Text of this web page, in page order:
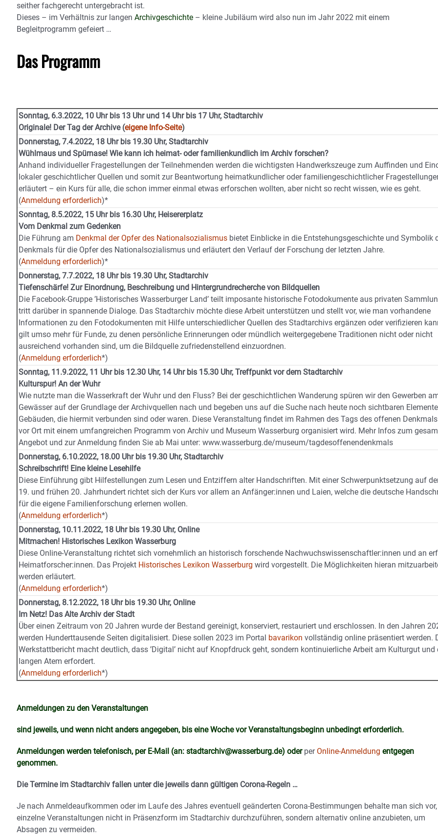
seither fachgerecht untergebracht ist.
Dieses – im Verhältnis zur langen Archivgeschichte – kleine Jubiläum wird also nun im Jahr 2022 mit einem
Begleitprogramm gefeiert …
Das Programm
Sonntag, 6.3.2022, 10 Uhr bis 13 Uhr und 14 Uhr bis 17 Uhr, Stadtarchiv
Originale! Der Tag der Archive (eigene Info-Seite)
Donnerstag, 7.4.2022, 18 Uhr bis 19.30 Uhr, Stadtarchiv
Wühlmaus und Spürnase! Wie kann ich heimat- oderfamilienkundlich im Archiv forschen?
Anhand individueller Fragestellungen der Teilnehmenden werden die wichtigsten Handwerkszeuge zum Auffinden und
lokaler geschichtlicher Quellen und somit zur Beantwortung heimatkundlicher oder familiengeschichtlicher
erläutert – ein Kurs für alle, die schon immer einmal etwas erforschen wollten, aber nicht so recht wissen, wie es geht.
(Anmeldung erforderlich)*
Sonntag, 8.5.2022, 15 Uhr bis 16.30 Uhr, Heisererplatz
Vom Denkmal zum Gedenken
Die Führung am Denkmal der Opfer des Nationalsozialismus bietet Einblicke in die Entstehungsgeschichte und Symbolik
Denkmals für die Opfer des Nationalsozialismus und erläutert den Verlauf der Forschung der letzten Jahre.
(Anmeldung erforderlich)*
Donnerstag, 7.7.2022, 18 Uhr bis 19.30 Uhr, Stadtarchiv
Tiefenschärfe! Zur Einordnung, Beschreibung und Hintergrundrecherche von Bildquellen
Die Facebook-Gruppe ’Historisches Wasserburger Land’ teilt imposante historische Fotodokumente aus privaten
tritt darüber in spannende Dialoge. Das Stadtarchiv möchte diese Arbeit unterstützen und stellt vor, wie man vorhandene
Informationen zu den Fotodokumenten mit Hilfe unterschiedlicher Quellen des Stadtarchivs ergänzen oder verifizieren
gilt umso mehr für Funde, zu denen persönliche Erinnerungen oder mündlich weitergegebene Traditionen nicht oder nicht
ausreichend vorhanden sind, um die Bildquelle zufriedenstellend einzuordnen.
(Anmeldung erforderlich*)
Sonntag, 11.9.2022, 11 Uhr bis 12.30 Uhr, 14 Uhr bis 15.30 Uhr, Treffpunkt vor dem Stadtarchiv
Kulturspur! An der Wuhr
Wie nutzte man die Wasserkraft der Wuhr und den Fluss? Bei der geschichtlichen Wanderung spüren wir den Gewerben
Gewässer auf der Grundlage der Archivquellen nach und begeben uns auf die Suche nach heute noch sichtbaren
Gebäuden, die hiermit verbunden sind oder waren. Diese Veranstaltung findet im Rahmen des Tags des offenen
vor Ort mit einem umfangreichen Programm von Archiv und Museum Wasserburg organisiert wird. Mehr Infos zum
Angebot und zur Anmeldung finden Sie ab Mai unter: www.wasserburg.de/museum/tagdesoffenendenkmals
Donnerstag, 6.10.2022, 18.00 Uhr bis 19.30 Uhr, Stadtarchiv
Schreibschrift! Eine kleine Lesehilfe
Diese Einführung gibt Hilfestellungen zum Lesen und Entziffern alter Handschriften. Mit einer Schwerpunktsetzung auf
19. und frühen 20. Jahrhundert richtet sich der Kurs vor allem an Anfänger:innen und Laien, welche die deutsche
für die eigene Familienforschung erlernen wollen.
(Anmeldung erforderlich*)
Donnerstag, 10.11.2022, 18 Uhr bis 19.30 Uhr, Online
Mitmachen! Historisches Lexikon Wasserburg
Diese Online-Veranstaltung richtet sich vornehmlich an historisch forschende Nachwuchswissenschaftler:innen und an
Heimatforscher:innen. Das Projekt Historisches Lexikon Wasserburg wird vorgestellt. Die Möglichkeiten hieran
werden erläutert.
(Anmeldung erforderlich*)
Donnerstag, 8.12.2022, 18 Uhr bis 19.30 Uhr, Online
Im Netz! Das Alte Archiv der Stadt
Über einen Zeitraum von 20 Jahren wurde der Bestand gereinigt, konserviert, restauriert und erschlossen. In den Jahren
werden Hunderttausende Seiten digitalisiert. Diese sollen 2023 im Portal bavarikon vollständig online präsentiert werden.
Werkstattbericht macht deutlich, dass ’Digital’ nicht auf Knopfdruck geht, sondern kontinuierliche Arbeit am Kulturgut und
langen Atem erfordert.
(Anmeldung erforderlich*)
Anmeldungen zu den Veranstaltungen
sind jeweils, und wenn nicht anders angegeben, bis eine Woche vor Veranstaltungsbeginn unbedingt erforderlich.
Anmeldungen werden telefonisch, per E-Mail (an: stadtarchiv@wasserburg.de) oderper Online-Anmeldung entgegen
genommen.
Die Termine im Stadtarchiv fallen unter die jeweils dann gültigen Corona-Regeln …
Je nach Anmeldeaufkommen oder im Laufe des Jahres eventuell geänderten Corona-Bestimmungen behalte man sich vor,
einzelne Veranstaltungen nicht in Präsenzform im Stadtarchiv durchzuführen, sondern alternativ online anzubieten, um
Absagen zu vermeiden.